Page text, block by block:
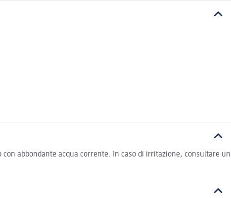
abbondante acqua corrente. In caso di irritazione, consultare un